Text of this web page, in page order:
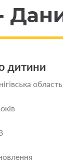
дитини
область